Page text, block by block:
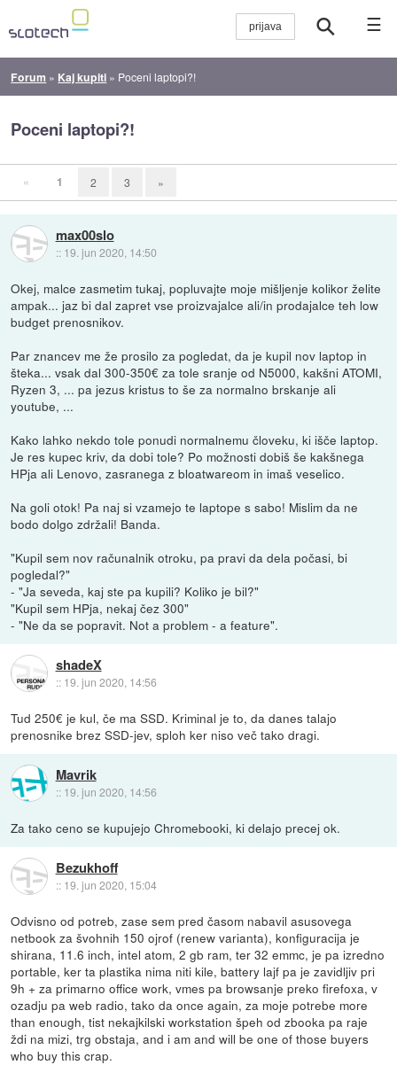
☰
Forum » Kaj kupiti » Poceni laptopi?!
Poceni laptopi?!
« 1 2 3 »
max00slo
:: 19. jun 2020, 14:50
Okej, malce zasmetim tukaj, popluvajte moje mišljenje kolikor želite
ampak... jaz bi dal zapret vse proizvajalce ali/in prodajalce teh low
budget prenosnikov.
Par znancev me že prosilo za pogledat, da je kupil nov laptop in
šteka... vsak dal 300-350€ za tole sranje od N5000, kakšni ATOMI,
Ryzen 3, ... pa jezus kristus to še za normalno brskanje ali
youtube, ...
Kako lahko nekdo tole ponudi normalnemu človeku, ki išče laptop.
Je res kupec kriv, da dobi tole? Po možnosti dobiš še kakšnega
HPja ali Lenovo, zasranega z bloatwareom in imaš veselico.
Na goli otok! Pa naj si vzamejo te laptope s sabo! Mislim da ne
bodo dolgo zdržali! Banda.
"Kupil sem nov računalnik otroku, pa pravi da dela počasi, bi
pogledal?"
- "Ja seveda, kaj ste pa kupili? Koliko je bil?"
"Kupil sem HPja, nekaj čez 300"
- "Ne da se popravit. Not a problem - a feature".
shadeX
:: 19. jun 2020, 14:56
Tud 250€ je kul, če ma SSD. Kriminal je to, da danes talajo
prenosnike brez SSD-jev, sploh ker niso več tako dragi.
Mavrik
:: 19. jun 2020, 14:56
Za tako ceno se kupujejo Chromebooki, ki delajo precej ok.
Bezukhoff
:: 19. jun 2020, 15:04
Odvisno od potreb, zase sem pred časom nabavil asusovega
netbook za švohnih 150 ojrof (renew varianta), konfiguracija je
shirana, 11.6 inch, intel atom, 2 gb ram, ter 32 emmc, je pa izredno
portable, ker ta plastika nima niti kile, battery lajf pa je zavidljiv pri
9h + za primarno office work, vmes pa browsanje preko firefoxa, v
ozadju pa web radio, tako da once again, za moje potrebe more
than enough, tist nekajkilski workstation špeh od zbooka pa raje
ždi na mizi, trg obstaja, and i am and will be one of those buyers
who buy this crap.